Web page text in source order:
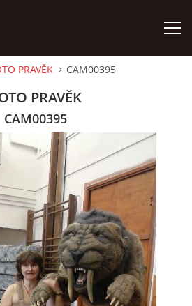
PRAVĚK CAM00395
PRAVĚK
CAM00395